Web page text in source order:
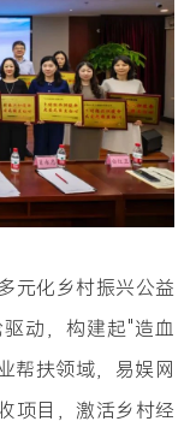
元化乡村振兴公益
动，构建起"造血
帮扶领域，易娱网
项目，激活乡村经